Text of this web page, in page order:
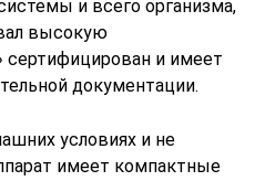
и всего организма,
высокую
сертифицирован и имеет
документации.
условиях и не
имеет компактные